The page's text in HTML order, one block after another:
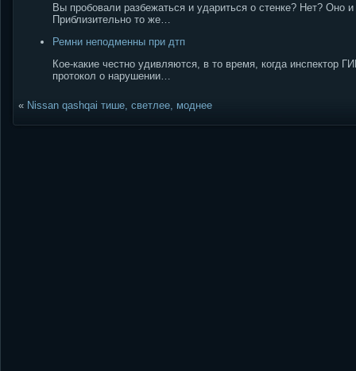
Вы пробовали разбежаться и удариться о стенке? Нет? Оно
Приблизительно то же…
Ремни неподменны при дтп
Кое-какие честно удивляются, в то время, когда инспектор
протокол о нарушении…
« Nissan qashqai тише, светлее, моднее